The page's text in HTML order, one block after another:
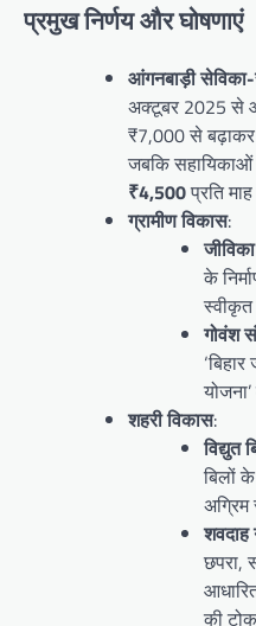
प्रमुख निर्णय और घोषणाएं
आंगनबाड़ी
अक्टूबर 2025 से
₹7,000 से बढ़ाकर
जबकि
₹4,500प्रति
ग्रामीण विकास:
के
स्वीकृत
गोवंश
शहरी विकास:
विद्युत
बिलों
अग्रिम
शवदाह
छपरा,
की